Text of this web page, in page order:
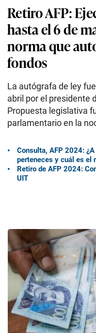
Retiro AFP:
hasta el 6 de
norma que
fondos
La autógrafa de ley
abril por el presidente
Propuesta legislativa
parlamentario en la
Consulta, AFP 2024:
perteneces y cuál es el
Retiro de AFP 2024:
UIT